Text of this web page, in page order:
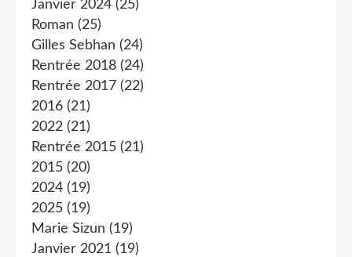
Janvier 2024 (25)
Roman (25)
Gilles Sebhan (24)
Rentrée 2018 (24)
Rentrée 2017 (22)
2016 (21)
2022 (21)
Rentrée 2015 (21)
2015 (20)
2024 (19)
2025 (19)
Marie Sizun (19)
Janvier 2021 (19)